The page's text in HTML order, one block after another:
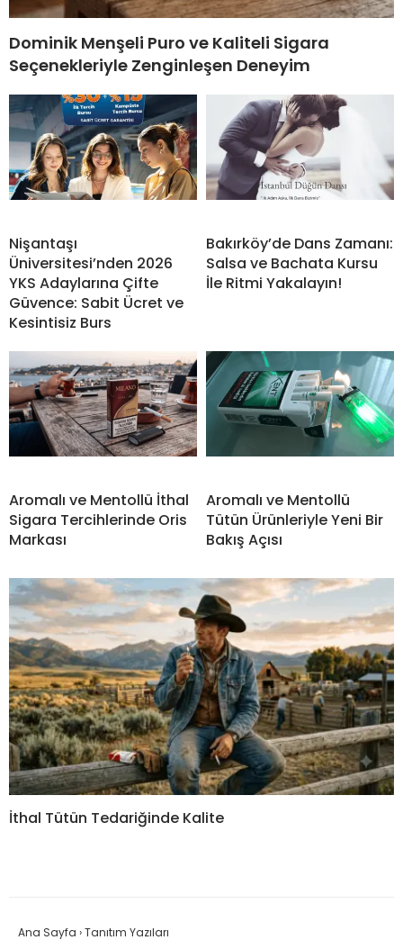
Dominik Menşeli Puro ve Kaliteli Sigara
Seçenekleriyle Zenginleşen Deneyim
Nişantaşı
Üniversitesi’nden 2026
YKS Adaylarına Çifte
Güvence: Sabit Ücret ve
Kesintisiz Burs
Bakırköy’de Dans Zamanı:
Salsa ve Bachata Kursu
İle Ritmi Yakalayın!
Aromalı ve Mentollü İthal
Sigara Tercihlerinde Oris
Markası
Aromalı ve Mentollü
Tütün Ürünleriyle Yeni Bir
Bakış Açısı
İthal Tütün Tedariğinde Kalite
Ana Sayfa ›Tanıtım Yazıları